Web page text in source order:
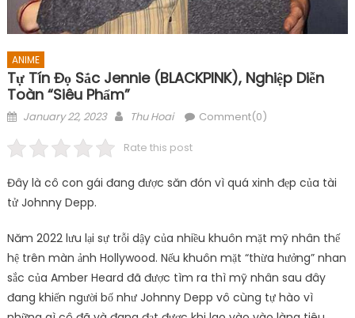
ANIME
Tự Tín Đọ Sắc Jennie (BLACKPINK), Nghiệp Diễn
Toàn “siêu Phẩm”
Posted
January 22, 2023 Author
Thu Hoai Comment(0)
Rate this post
Đây là cô con gái đang được săn đón vì quá xinh đẹp của tài
tử Johnny Depp.
Năm 2022 lưu lại sự trỗi dậy của nhiều khuôn mặt mỹ nhân thế
hệ trên màn ảnh Hollywood. Nếu khuôn mặt “thừa hưởng” nhan
sắc của Amber Heard đã được tìm ra thì mỹ nhân sau đây
đang khiến người bố như Johnny Depp vô cùng tự hào vì